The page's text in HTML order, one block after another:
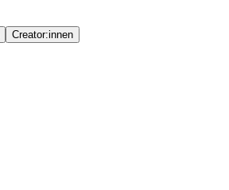
Creator:innen